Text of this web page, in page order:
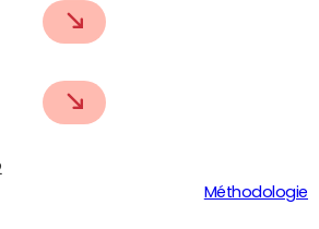
Méthodologie